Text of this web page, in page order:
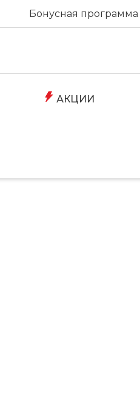
Бонусная программа
АКЦИИ